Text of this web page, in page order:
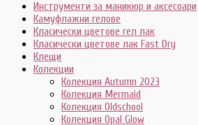
Инструменти за маникюр и аксесоари
Камуфлажни гелове
Класически цветове гел лак
Класически цветове лак Fast Dry
Клещи
Колекции
Колекция Autumn 2023
Колекция Mermaid
Колекция Oldschool
Колекция Opal Glow